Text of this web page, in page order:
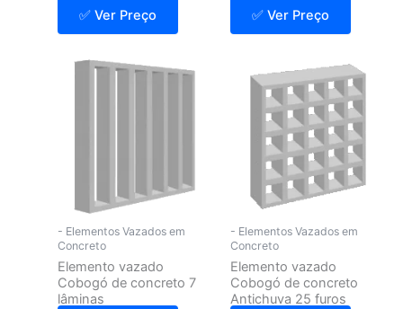
✅ Ver Preço
✅ Ver Preço
- Elementos Vazados em
Concreto
Elemento vazado
Cobogó de concreto 7
lâminas
- Elementos Vazados em
Concreto
Elemento vazado
Cobogó de concreto
Antichuva 25 furos